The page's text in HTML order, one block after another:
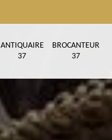
ANTIQUAIRE
37
BROCANTEUR
37